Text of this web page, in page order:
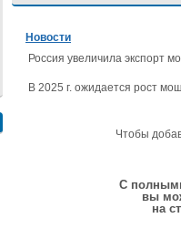
Новости
Россия увеличила экспорт
В 2025 г. ожидается рост
Чтобы
С
вы
на